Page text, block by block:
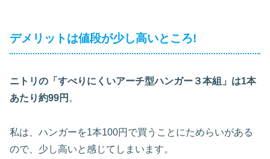
デメリットは値段が少し高いところ!
ニトリの「すべりにくいアーチ型ハンガー３本組」は1本
あたり約99円 。
私は、ハンガーを1本100円で買うことにためらいがある
ので、少し高いと感じてしまいます。